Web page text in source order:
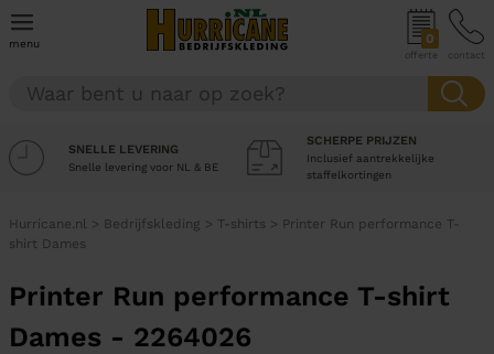
menu 0
offerte contact
SNELLE LEVERING
Snelle levering voor NL & BE
SCHERPE PRIJZEN
Inclusief aantrekkelijke
staffelkortingen
Hurricane.nl > Bedrijfskleding > T-shirts > Printer Run performance T-
shirt Dames
Printer Run performance T-shirt
Dames - 2264026